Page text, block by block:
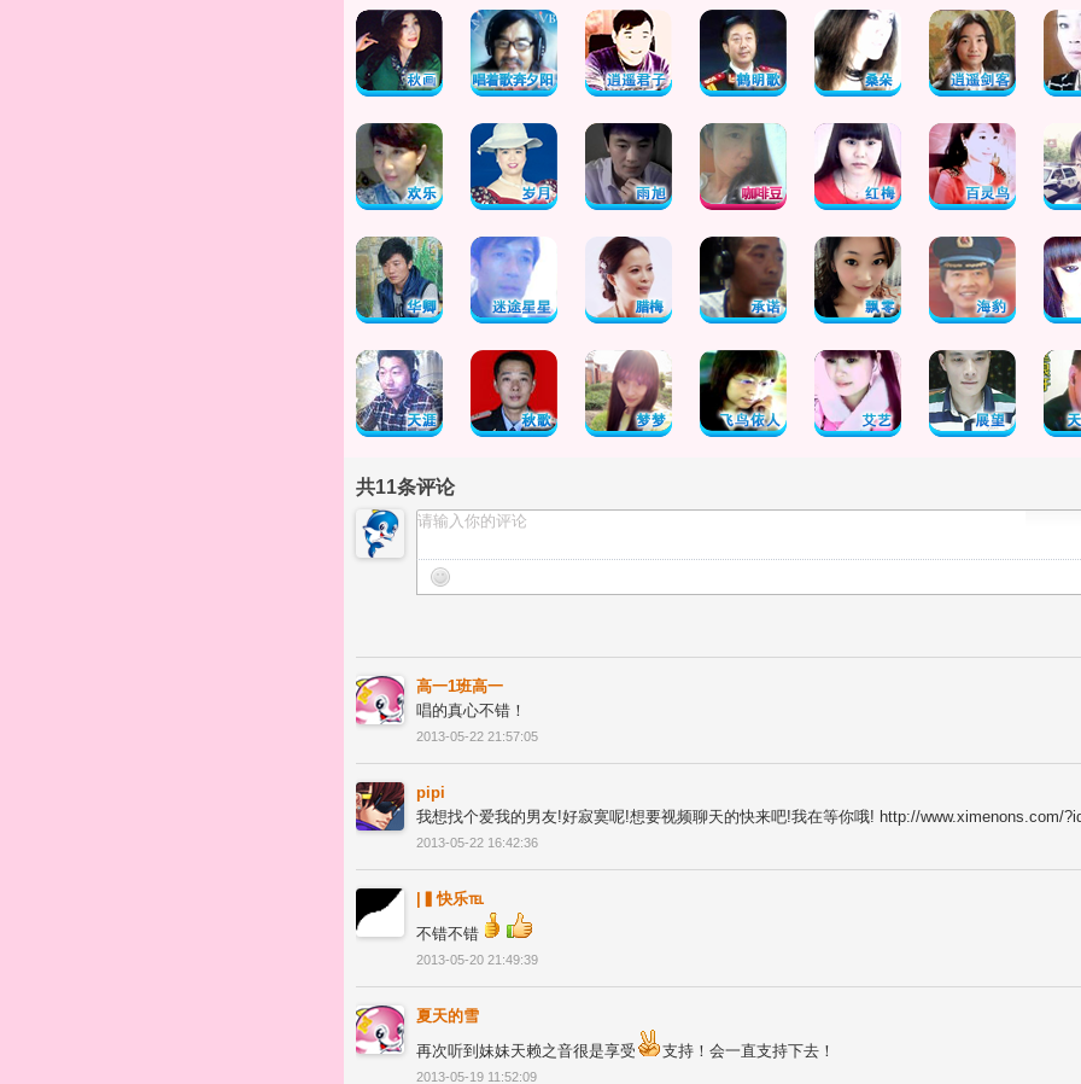
共11条评论
高一1班高一
唱的真心不错！
2013-05-22 21:57:05
pipi
我想找个爱我的男友!好寂寞呢!想要视频聊天的快来吧!我在等你哦! http://www.ximenons.com/
2013-05-22 16:42:36
|▍快乐℡
不错不错
2013-05-20 21:49:39
夏天的雪
再次听到妹妹天赖之音很是享受
支持！会一直支持下去！
2013-05-19 11:52:09